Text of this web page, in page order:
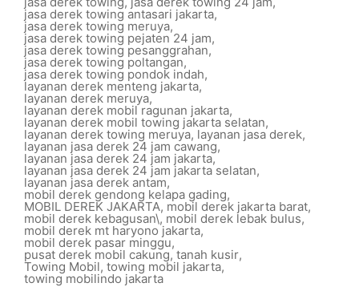
jasa derek towing antasari jakarta,
jasa derek towing meruya,
jasa derek towing pejaten 24 jam,
jasa derek towing pesanggrahan,
jasa derek towing poltangan,
jasa derek towing pondok indah,
layanan derek menteng jakarta,
layanan derek meruya,
layanan derek mobil ragunan jakarta,
layanan derek mobil towing jakarta selatan,
layanan derek towing meruya, layanan jasa derek,
layanan jasa derek 24 jam cawang,
layanan jasa derek 24 jam jakarta,
layanan jasa derek 24 jam jakarta selatan,
layanan jasa derek antam,
mobil derek gendong kelapa gading,
MOBIL DEREK JAKARTA, mobil derek jakarta barat,
mobil derek kebagusan\, mobil derek lebak bulus,
mobil derek mt haryono jakarta,
mobil derek pasar minggu,
pusat derek mobil cakung, tanah kusir,
Towing Mobil, towing mobil jakarta,
towing mobilindo jakarta